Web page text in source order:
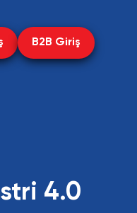
B2B Giriş
4.0